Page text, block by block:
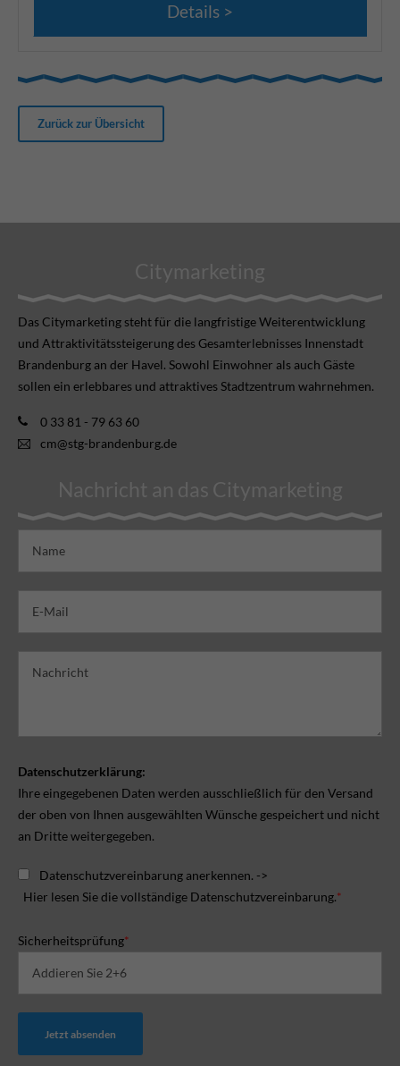
Details
Zurück zur Übersicht
Citymarketing
Das Citymarketing steht für die langfristige Weiterentwicklung
und Attraktivitätssteigerung des Gesamterlebnisses Innenstadt
Brandenburg an der Havel. Sowohl Einwohner als auch Gäste
sollen ein erlebbares und attraktives Stadtzentrum wahrnehmen.
0 33 81 - 79 63 60
cm@stg-brandenburg.de
Nachricht an das Citymarketing
Datenschutzerklärung:
Ihre eingegebenen Daten werden ausschließlich für den Versand
der oben von Ihnen ausgewählten Wünsche gespeichert und nicht
an Dritte weitergegeben.
Datenschutzvereinbarung anerkennen. ->
Hier lesen Sie die vollständige Datenschutzvereinbarung.*
Sicherheitsprüfung*
Jetzt absenden